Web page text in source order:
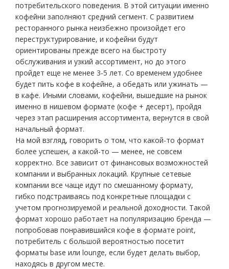
потребительского поведения. В этой ситуации именно
кофейни заполняют средний сегмент. С развитием
ресторанного рынка неизбежно произойдет его
переструктурирование, и кофейни будут
ориентированы прежде всего на быстроту
обслуживания и узкий ассортимент, но до этого
пройдет еще не менее 3-5 лет. Со временем удобнее
будет пить кофе в кофейне, а обедать или ужинать —
в кафе. Иными словами, кофейни, вышедшие на рынок
именно в нишевом формате (кофе + десерт), пройдя
через этап расширения ассортимента, вернутся в свой
начальный формат.
На мой взгляд, говорить о том, что какой-то формат
более успешен, а какой-то — менее, не совсем
корректно. Все зависит от финансовых возможностей
компании и выбранных локаций. Крупные сетевые
компании все чаще идут по смешанному формату,
гибко подстраиваясь под конкретные площадки с
учетом прогнозируемой и реальной доходности. Такой
формат хорошо работает на популяризацию бренда —
попробовав понравившийся кофе в формате point,
потребитель с большой вероятностью посетит
форматы base или lounge, если будет делать выбор,
находясь в другом месте.